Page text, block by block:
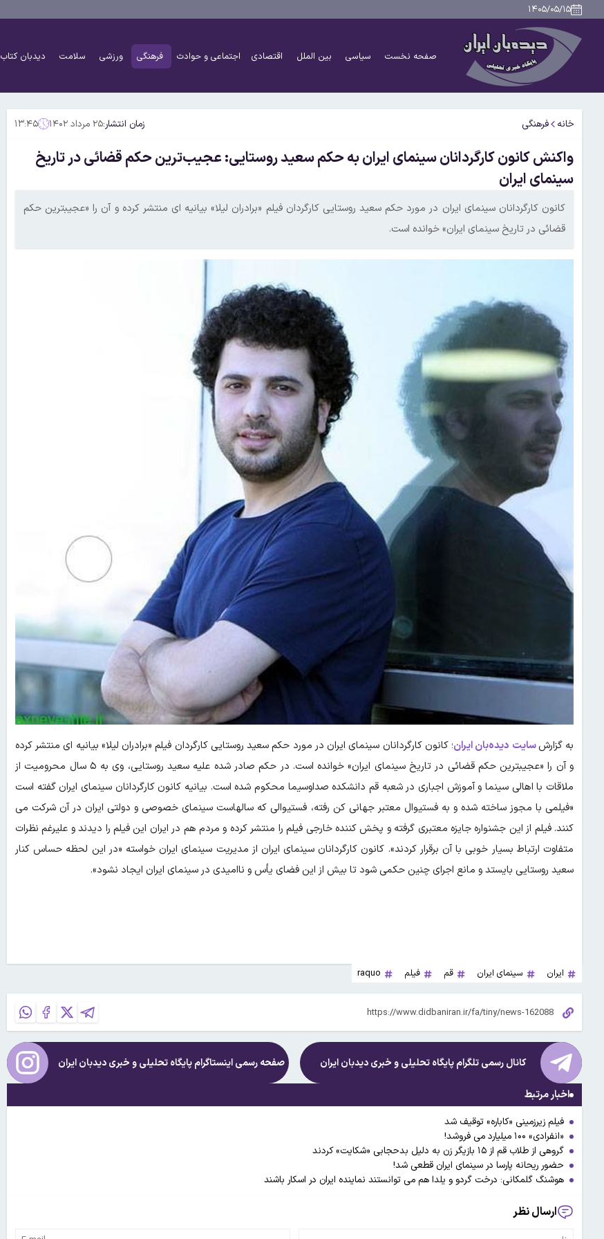
۱۴۰۵/۰۵/۱۵
صفحه نخست سیاسی بین الملل اقتصادی اجتماعی و حوادث فرهنگی ورزشی سلامت دیدبان کتاب
خانه فرهنگی زمان انتشار:۲۵ مرداد ۱۴۰۲ ۱۳:۴۵
واکنش کانون کارگردانان سینمای ایران به حکم سعید روستایی: عجیب‌ترین حکم قضائی در تاریخ
سینمای ایران
کانون کارگردانان سینمای ایران در مورد حکم سعید روستایی کارگردان فیلم «برادران لیلا» بیانیه ای منتشر کرده و آن را «عجیبترین حکم
قضائی در تاریخ سینمای ایران» خوانده است.
به گزارشسایت دیده‌بان ایران؛ کانون کارگردانان سینمای ایران در مورد حکم سعید روستایی کارگردان فیلم «برادران لیلا» بیانیه ای منتشر کرده
و آن را «عجیبترین حکم قضائی در تاریخ سینمای ایران» خوانده است. در حکم صادر شده علیه سعید روستایی، وی به ۵ سال محرومیت از
ملاقات با اهالی سینما و آموزش اجباری در شعبه قم دانشکده صداوسیما محکوم شده است. بیانیه کانون کارگردانان سینمای ایران گفته است
«فیلمی با مجوز ساخته شده و به فستیوال معتبر جهانی کن رفته، فستیوالی که سالهاست سینمای خصوصی و دولتی ایران در آن شرکت می
کنند. فیلم از این جشنواره جایزه معتبری گرفته و پخش کننده خارجی فیلم را منتشر کرده و مردم هم در ایران این فیلم را دیدند و علیرغم نظرات
متفاوت ارتباط بسیار خوبی با آن برقرار کردند». کانون کارگردانان سینمای ایران از مدیریت سینمای ایران خواسته «در این لحظه حساس کنار
سعید روستایی بایستد و مانع اجرای چنین حکمی شود تا بیش از این فضای یأس و ناامیدی در سینمای ایران ایجاد نشود».
ایران سینمای ایران قم فیلم‌ raquo
کانال رسمی تلگرام پایگاه تحلیلی و خبریدیدبان ایران صفحه رسمی اینستاگرام پایگاه تحلیلی و خبریدیدبان ایران
اخبار مرتبط
فیلم زیرزمینی «کاباره» توقیف شد
«انفرادی» ۱۰۰ میلیارد می ‌فروشد!
گروهی از طلاب قم از ۱۵ بازیگر زن به دلیل بدحجابی «شکایت» کردند
حضور ریحانه پارسا در سینمای ایران قطعی شد!
هوشنگ گلمکانی: درخت گردو و یلدا هم می توانستند نماینده ایران در اسکار باشند
ارسال نظر